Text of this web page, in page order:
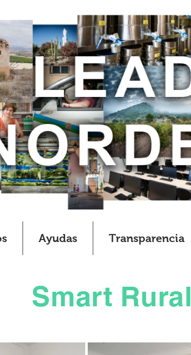
Ayudas Transparencia
Smart Rural